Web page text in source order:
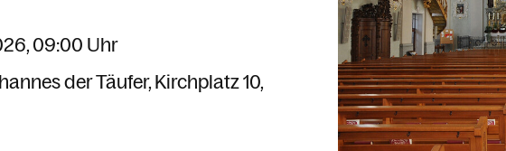
09:00 Uhr
der Täufer Kirchplatz 10